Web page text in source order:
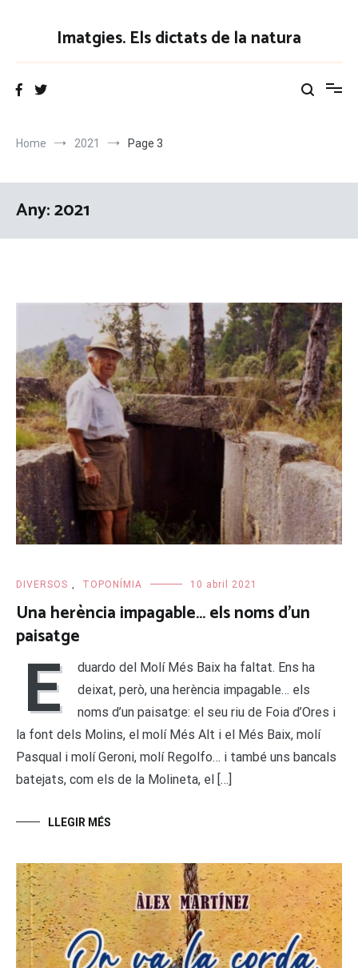
Imatgies. Els dictats de la natura
Home 2021 Page 3
Any:2021
DIVERSOS , TOPONÍMIA 10 abril 2021
Una herència impagable… els noms d’un
paisatge
E
duardo del Molí Més Baix ha faltat. Ens ha
deixat, però, una herència impagable… els
noms d’un paisatge: el seu riu de Foia d’Ores i
la font dels Molins, el molí Més Alt i el Més Baix, molí
Pasqual i molí Geroni, molí Regolfo… i també uns bancals
batejats, com els de la Molineta, el […]
LLEGIR MÉS